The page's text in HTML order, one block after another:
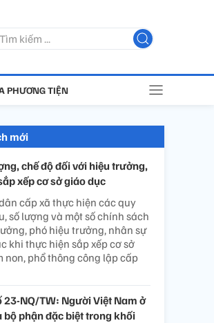
PHƯƠNG TIỆN
mới
chế độ đối với hiệu trưởng,
xếp cơ sở giáo dục
cấp xã thực hiện các quy
số lượng và một số chính sách
phó hiệu trưởng, nhân sự
khi thực hiện sắp xếp cơ sở
non, phổ thông công lập cấp
23-NQ/TW: Người Việt Nam ở
bộ phận đặc biệt trong khối